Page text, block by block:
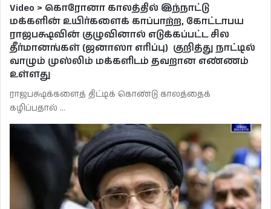
Video > கொரோனா காலத்தில் இந்நாட்டு
மக்களின் உயிர்களைக் காப்பாற்ற, கோட்டாபய
ராஜபக்ஷவின் குழுவினால் எடுக்கப்பட்ட சில
தீர்மானங்கள் (ஜனாஸா எரிப்பு) குறித்து நாட்டில்
வாழும் முஸ்லிம் மக்களிடம் தவறான எண்ணம்
உள்ளது
ராஜபக்ஷக்களைத் திட்டிக் கொண்டு காலத்தைக்
கழிப்பதால் …